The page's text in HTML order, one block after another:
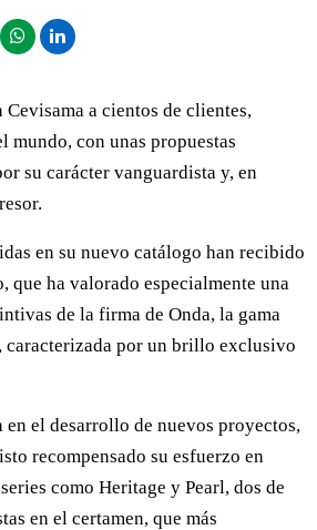
a cientos de clientes,
mundo, con unas propuestas
su carácter vanguardista y, en
en su nuevo catálogo han recibido
que ha valorado especialmente una
de la firma de Onda, la gama
caracterizada por un brillo exclusivo
en el desarrollo de nuevos proyectos,
recompensado su esfuerzo en
como Heritage y Pearl, dos de
en el certamen, que más